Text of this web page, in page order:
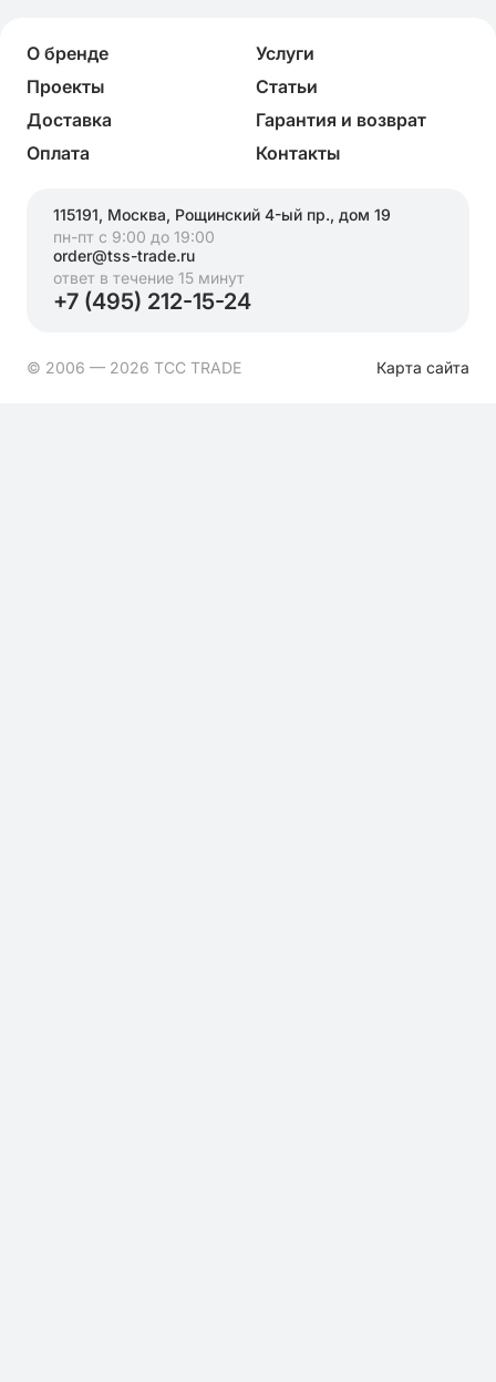
О бренде
Услуги
Проекты
Статьи
Доставка
Гарантия и возврат
Оплата
Контакты
115191, Москва, Рощинский 4-ый пр., дом 19
пн-пт с 9:00 до 19:00
order@tss-trade.ru
ответ в течение 15 минут
+7 (495) 212-15-24
© 2006 — 2026 ТСС TRADE Карта сайта